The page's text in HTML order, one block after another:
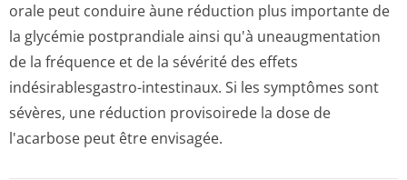
orale peut conduire àune réduction plus importante de
la glycémie postprandiale ainsi qu'à uneaugmentation
de la fréquence et de la sévérité des effets
indésirablesgastro-intestinaux. Si les symptômes sont
sévères, une réduction provisoirede la dose de
l'acarbose peut être envisagée.